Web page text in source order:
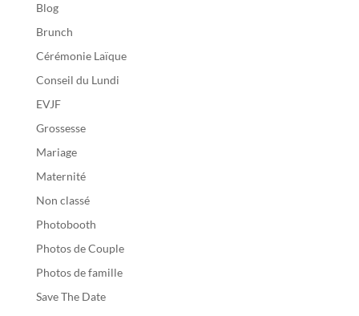
Blog
Brunch
Cérémonie Laïque
Conseil du Lundi
EVJF
Grossesse
Mariage
Maternité
Non classé
Photobooth
Photos de Couple
Photos de famille
Save The Date